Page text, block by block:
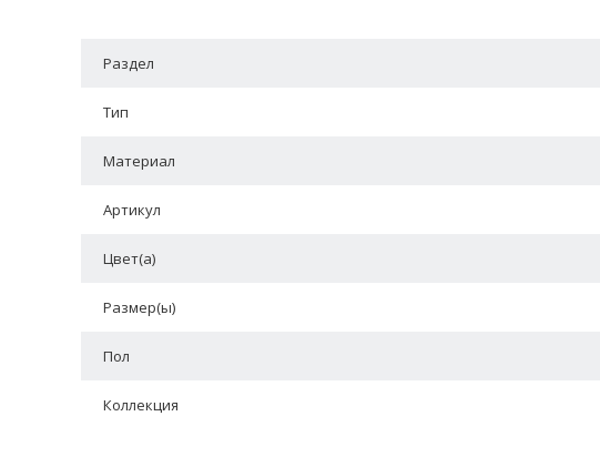
Раздел
Тип
Материал
Артикул
Цвет(а)
Размер(ы)
Пол
Коллекция